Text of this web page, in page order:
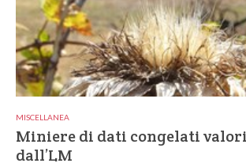
MISCELLANEA
Miniere di dati congelati
dall’LM